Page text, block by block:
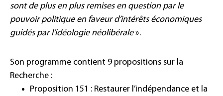
sont de plus en plus remises en question par le
pouvoir politique en faveur d’intérêts économiques
guidés par l’idéologie néolibérale».
Son programme contient 9 propositions sur la
Recherche :
Proposition 151 : Restaurer l’indépendance et la